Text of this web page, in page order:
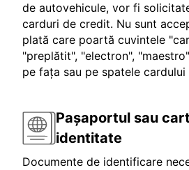
de autovehicule, vor fi
carduri de credit. Nu sunt
plată care poartă cuvintele
"preplătit", "electron",
pe fața sau pe spatele cardului
Pașaportul sau
identitate
Documente de identificare